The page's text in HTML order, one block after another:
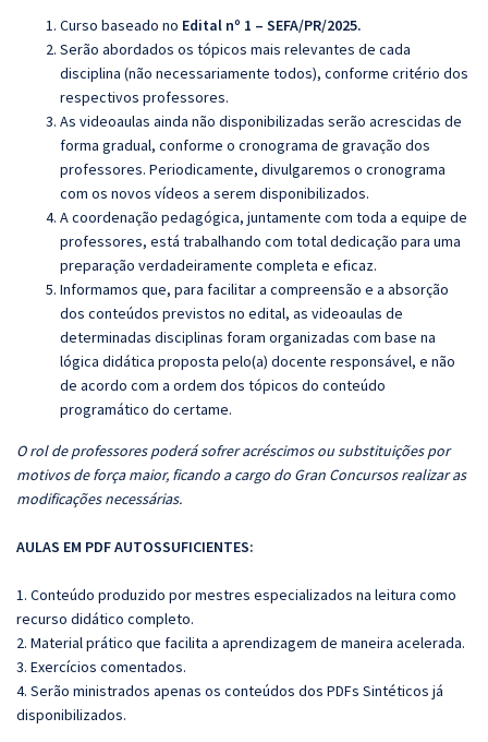
Curso baseado no Edital nº 1 – SEFA/PR/2025.
Serão abordados os tópicos mais relevantes de cada
disciplina (não necessariamente todos), conforme critério dos
respectivos professores.
As videoaulas ainda não disponibilizadas serão acrescidas de
forma gradual, conforme o cronograma de gravação dos
professores. Periodicamente, divulgaremos o cronograma
com os novos vídeos a serem disponibilizados.
A coordenação pedagógica, juntamente com toda a equipe de
professores, está trabalhando com total dedicação para uma
preparação verdadeiramente completa e eficaz.
Informamos que, para facilitar a compreensão e a absorção
dos conteúdos previstos no edital, as videoaulas de
determinadas disciplinas foram organizadas com base na
lógica didática proposta pelo(a) docente responsável, e não
de acordo com a ordem dos tópicos do conteúdo
programático do certame.
O rol de professores poderá sofrer acréscimos ou substituições por
motivos de força maior, ficando a cargo do Gran Concursos realizar as
modificações necessárias.
AULAS EM PDF AUTOSSUFICIENTES:
1. Conteúdo produzido por mestres especializados na leitura como
recurso didático completo.
2. Material prático que facilita a aprendizagem de maneira acelerada.
3. Exercícios comentados.
4. Serão ministrados apenas os conteúdos dos PDFs Sintéticos já
disponibilizados.